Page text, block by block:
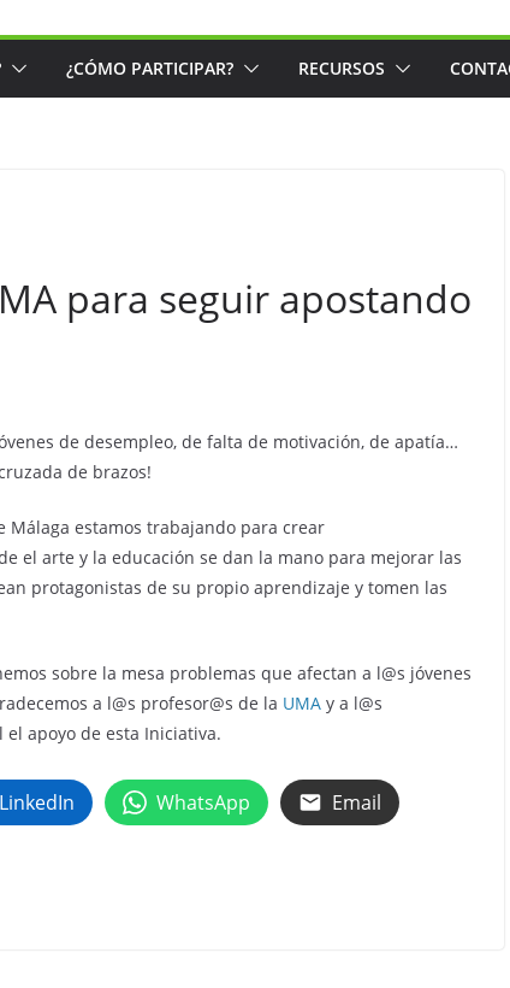
¿CÓMO PARTICIPAR? RECURSOS
para seguir apostando
de desempleo, de falta de motivación, de apatía…
de brazos!
Málaga estamos trabajando para crear
el arte y la educación se dan la mano para mejorar las
protagonistas de su propio aprendizaje y tomen las
sobre la mesa problemas que afectan a l@s jóvenes
a l@s profesor@s de la UMA y a l@s
apoyo de esta Iniciativa.
LinkedIn WhatsApp Email